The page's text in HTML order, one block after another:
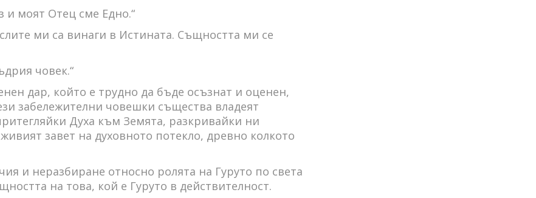
и моят Отец сме Едно.“
ми са винаги в Истината. Същността ми се
човек.“
дар, който е трудно да бъде осъзнат и оценен,
забележителни човешки същества владеят
Духа към Земята, разкривайки ни
завет на духовното потекло, древно колкото
и неразбиране относно ролята на Гуруто по света
на това, кой е Гуруто в действителност.